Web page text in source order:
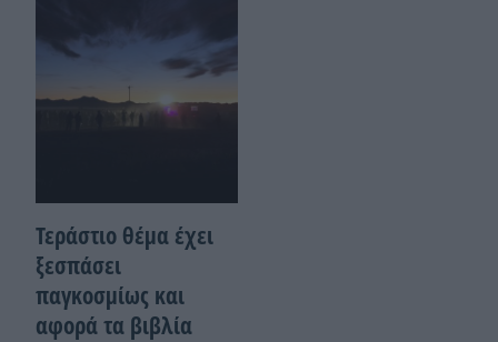
Τεράστιο θέμα έχει
ξεσπάσει
παγκοσμίως και
αφορά τα βιβλία